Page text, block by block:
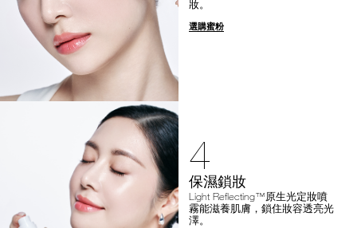
妝。
選購蜜粉
4
保濕鎖妝
Light Reflecting™原生光定妝噴
霧能滋養肌膚，鎖住妝容透亮光
澤。